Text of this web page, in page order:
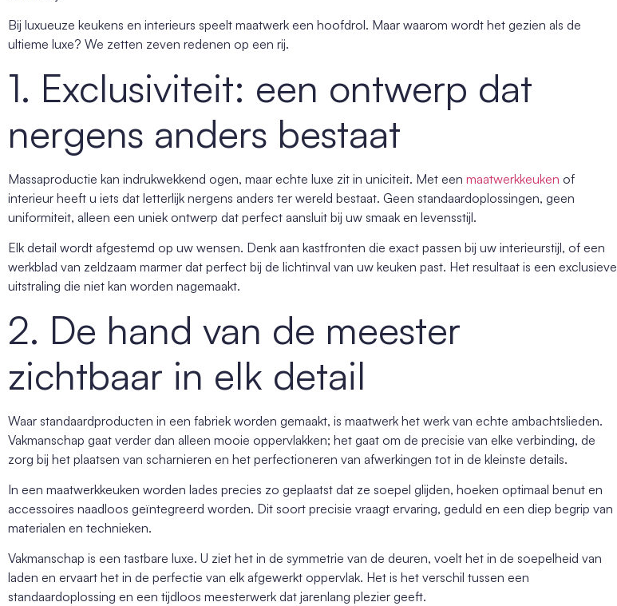
Bij luxueuze keukens en interieurs speelt maatwerk een hoofdrol. Maar waarom wordt het gezien als de
ultieme luxe? We zetten zeven redenen op een rij.
1. Exclusiviteit: een ontwerp dat
nergens anders bestaat
Massaproductie kan indrukwekkend ogen, maar echte luxe zit in uniciteit. Met een maatwerkkeuken of
interieur heeft u iets dat letterlijk nergens anders ter wereld bestaat. Geen standaardoplossingen, geen
uniformiteit, alleen een uniek ontwerp dat perfect aansluit bij uw smaak en levensstijl.
Elk detail wordt afgestemd op uw wensen. Denk aan kastfronten die exact passen bij uw interieurstijl, of een
werkblad van zeldzaam marmer dat perfect bij de lichtinval van uw keuken past. Het resultaat is een exclusieve
uitstraling die niet kan worden nagemaakt.
2. De hand van de meester
zichtbaar in elk detail
Waar standaardproducten in een fabriek worden gemaakt, is maatwerk het werk van echte ambachtslieden.
Vakmanschap gaat verder dan alleen mooie oppervlakken; het gaat om de precisie van elke verbinding, de
zorg bij het plaatsen van scharnieren en het perfectioneren van afwerkingen tot in de kleinste details.
In een maatwerkkeuken worden lades precies zo geplaatst dat ze soepel glijden, hoeken optimaal benut en
accessoires naadloos geïntegreerd worden. Dit soort precisie vraagt ervaring, geduld en een diep begrip van
materialen en technieken.
Vakmanschap is een tastbare luxe. U ziet het in de symmetrie van de deuren, voelt het in de soepelheid van
laden en ervaart het in de perfectie van elk afgewerkt oppervlak. Het is het verschil tussen een
standaardoplossing en een tijdloos meesterwerk dat jarenlang plezier geeft.